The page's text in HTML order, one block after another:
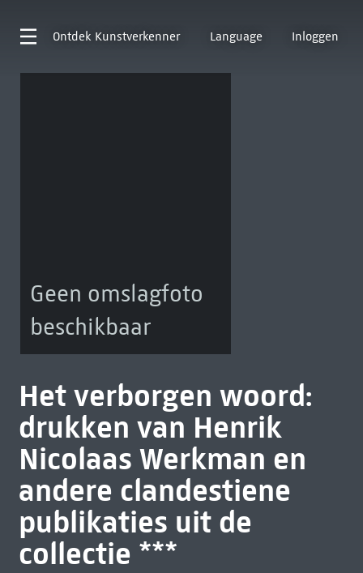
Ontdek Kunstverkenner Language Inloggen
Geen omslagfoto
beschikbaar
Het verborgen woord:
drukken van Henrik
Nicolaas Werkman en
andere clandestiene
publikaties uit de
collectie ***